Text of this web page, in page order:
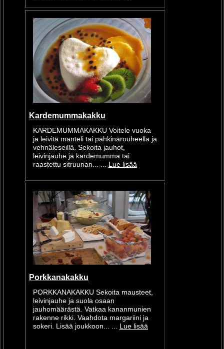
Kardemummakakku
KARDEMUMMAKAKKU Voitele vuoka
ja leivitä manteli tai pähkinärouheella ja
vehnäleseillä. Sekoita jauhot,
leivinjauhe ja kardemumma tai
raastettu sitruunan... ... Lue lisää
Porkkanakakku
PORKKANAKAKKU Sekoita mausteet,
leivinjauhe ja suola osaan
jauhomäärästä. Vatkaa kananmunien
rakenne rikki. Vaahdota margariini ja
sokeri. Lisää joukkoon... ...
Lue lisää